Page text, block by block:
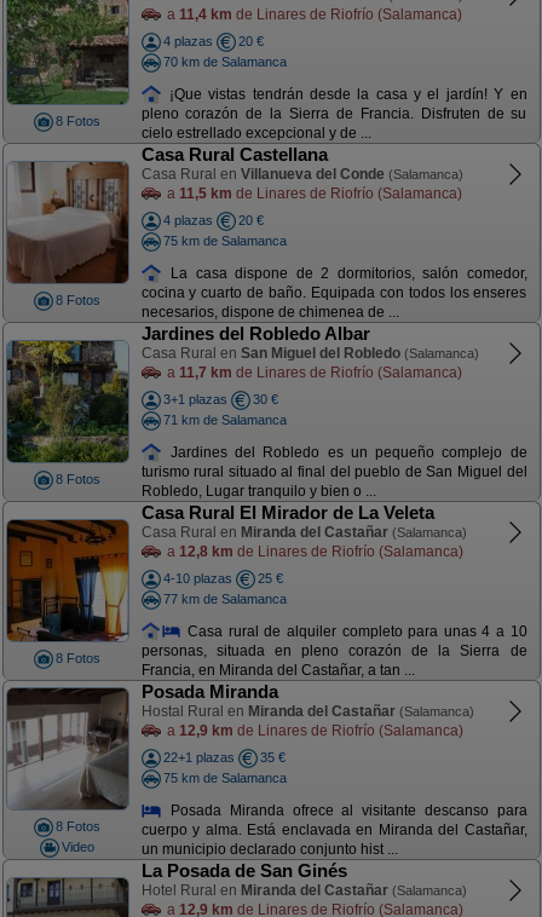
8 Fotos
a 11,4 km de Linares de Riofrío (Salamanca)
4 plazas
20 €
70 km de Salamanca
¡Que vistas tendrán desde la casa y el jardín! Y en
pleno corazón de la Sierra de Francia. Disfruten de su
cielo estrellado excepcional y de ...
8 Fotos
Casa Rural Castellana
Casa Rural en Villanueva del Conde (Salamanca)
a 11,5 km de Linares de Riofrío (Salamanca)
4 plazas
20 €
75 km de Salamanca
La casa dispone de 2 dormitorios, salón comedor,
cocina y cuarto de baño. Equipada con todos los enseres
necesarios, dispone de chimenea de ...
8 Fotos
Jardines del Robledo Albar
Casa Rural en San Miguel del Robledo (Salamanca)
a 11,7 km de Linares de Riofrío (Salamanca)
3+1 plazas
30 €
71 km de Salamanca
Jardines del Robledo es un pequeño complejo de
turismo rural situado al final del pueblo de San Miguel del
Robledo, Lugar tranquilo y bien o ...
8 Fotos
Casa Rural El Mirador de La Veleta
Casa Rural en Miranda del Castañar (Salamanca)
a 12,8 km de Linares de Riofrío (Salamanca)
4-10 plazas
25 €
77 km de Salamanca
Casa rural de alquiler completo para unas 4 a 10
personas, situada en pleno corazón de la Sierra de
Francia, en Miranda del Castañar, a tan ...
8 Fotos
Video
Posada Miranda
Hostal Rural en Miranda del Castañar (Salamanca)
a 12,9 km de Linares de Riofrío (Salamanca)
22+1 plazas
35 €
75 km de Salamanca
Posada Miranda ofrece al visitante descanso para
cuerpo y alma. Está enclavada en Miranda del Castañar,
un municipio declarado conjunto hist ...
La Posada de San Ginés
Hotel Rural en Miranda del Castañar (Salamanca)
a 12,9 km de Linares de Riofrío (Salamanca)